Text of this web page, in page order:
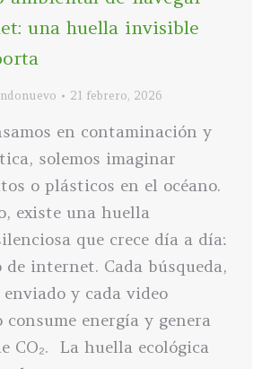
una huella invisible
21 febrero, 2026
en contaminación y
solemos imaginar
o plásticos en el océano.
existe una huella
que crece día a día:
internet. Cada búsqueda,
enviado y cada video
energía y genera
CO₂. La huella ecológica